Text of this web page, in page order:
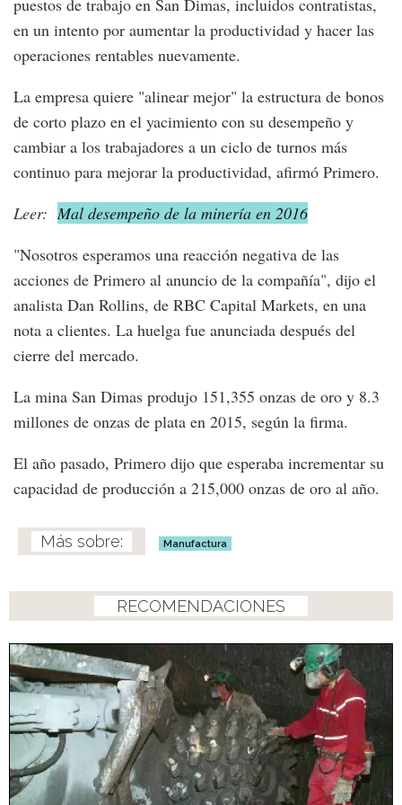
en un intento por aumentar la productividad y hacer las
operaciones rentables nuevamente.
La empresa quiere "alinear mejor" la estructura de bonos
de corto plazo en el yacimiento con su desempeño y
cambiar a los trabajadores a un ciclo de turnos más
continuo para mejorar la productividad, afirmó Primero.
Leer: Mal desempeño de la minería en 2016
"Nosotros esperamos una reacción negativa de las
acciones de Primero al anuncio de la compañía", dijo el
analista Dan Rollins, de RBC Capital Markets, en una
nota a clientes. La huelga fue anunciada después del
cierre del mercado.
La mina San Dimas produjo 151,355 onzas de oro y 8.3
millones de onzas de plata en 2015, según la firma.
El año pasado, Primero dijo que esperaba incrementar su
capacidad de producción a 215,000 onzas de oro al año.
Manufactura
RECOMENDACIONES